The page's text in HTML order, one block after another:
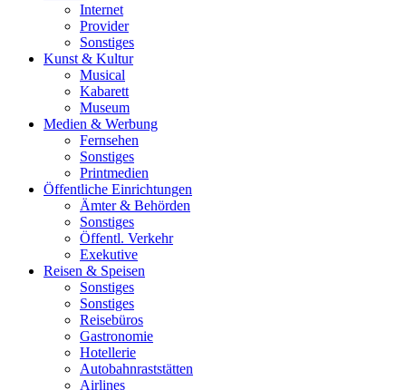
Internet
Provider
Sonstiges
Kunst & Kultur
Musical
Kabarett
Museum
Medien & Werbung
Fernsehen
Sonstiges
Printmedien
Öffentliche Einrichtungen
Ämter & Behörden
Sonstiges
Öffentl. Verkehr
Exekutive
Reisen & Speisen
Sonstiges
Sonstiges
Reisebüros
Gastronomie
Hotellerie
Autobahnraststätten
Airlines